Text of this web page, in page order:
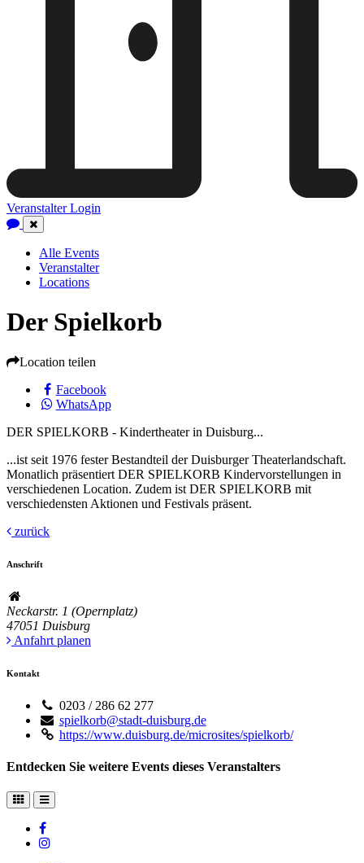
Veranstalter Login
Close
Navigation
Alle Events
Veranstalter
Locations
Der Spielkorb
Location teilen
Facebook
WhatsApp
DER SPIELKORB - Kindertheater in Duisburg...
...ist seit 1976 fester Bestandteil der Duisburger Theaterlandschaft.
Monatlich präsentiert DER SPIELKORB Kindervorstellungen in
verschiedenen Location. Zudem ist DER SPIELKORB mit
verschiedensten Aktionen und Festivals präsent.
zurück
Anschrift
Neckarstr. 1 (Opernplatz)
47051 Duisburg
Anfahrt planen
Kontakt
0203 / 286 62 277
spielkorb@stadt-duisburg.de
https://www.duisburg.de/microsites/spielkorb/
Entdecken Sie weitere Events dieses Veranstalters